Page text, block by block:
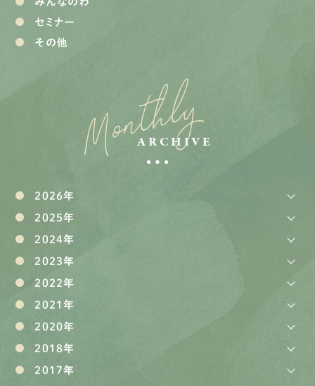
セミナー
その他
Monthly
ARCHIVE
2026年
2025年
2024年
2023年
2022年
2021年
2020年
2018年
2017年